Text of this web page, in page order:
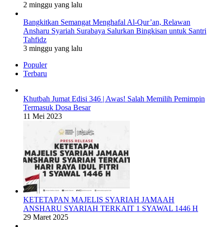
2 minggu yang lalu
Bangkitkan Semangat Menghafal Al-Qur’an, Relawan
Ansharu Syariah Surabaya Salurkan Bingkisan untuk Santri
Tahfidz
3 minggu yang lalu
Populer
Terbaru
Khutbah Jumat Edisi 346 | Awas! Salah Memilih Pemimpin
Termasuk Dosa Besar
11 Mei 2023
KETETAPAN MAJELIS SYARIAH JAMAAH
ANSHARU SYARIAH TERKAIT 1 SYAWAL 1446 H
29 Maret 2025